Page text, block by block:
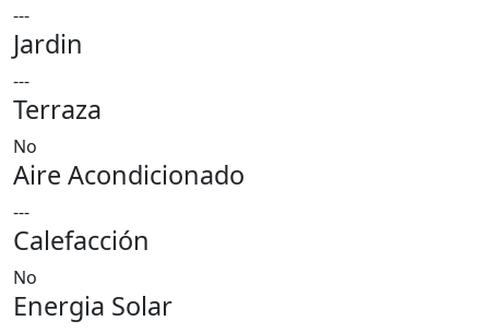
---
Jardin
---
Terraza
No
Aire Acondicionado
---
Calefacción
No
Energia Solar